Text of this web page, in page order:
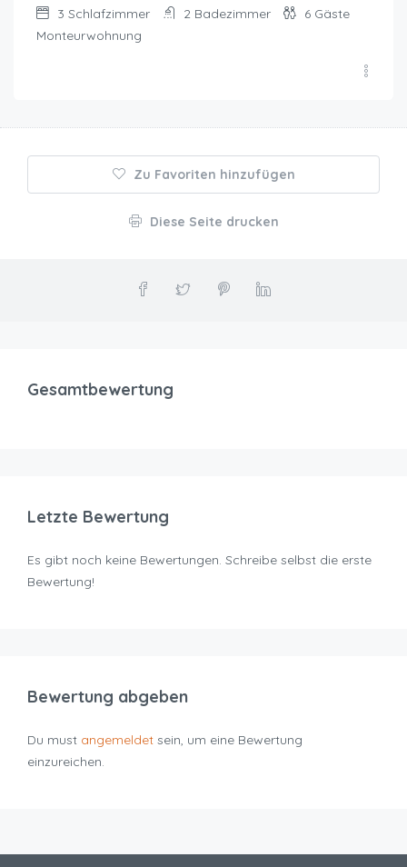
3 Schlafzimmer 2 Badezimmer 6 Gäste
Monteurwohnung
Zu Favoriten hinzufügen
Diese Seite drucken
Gesamtbewertung
Letzte Bewertung
Es gibt noch keine Bewertungen. Schreibe selbst die erste
Bewertung!
Bewertung abgeben
Du must angemeldet sein, um eine Bewertung
einzureichen.